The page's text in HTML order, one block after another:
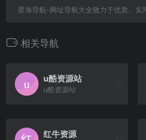
星海导航-网址导航大全致力于优质、实
相关导航
u酷资源站
u酷资源站
红牛资源